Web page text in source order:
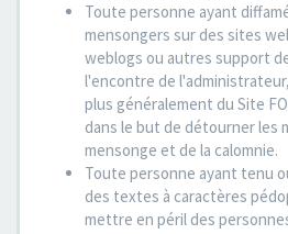
Toute personne ayant
mensongers sur des sites
weblogs ou autres support
l'encontre de
plus généralement du Site
dans le but de détourner les
mensonge et de la calomnie.
Toute personne ayant tenu
des textes à caractères
mettre en péril des